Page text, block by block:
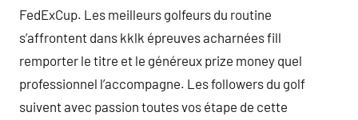
FedExCup. Les meilleurs golfeurs du routine
s’affrontent dans kklk épreuves acharnées fill
remporter le titre et le généreux prize money quel
professionnel l’accompagne. Les followers du golf
suivent avec passion toutes vos étape de cette